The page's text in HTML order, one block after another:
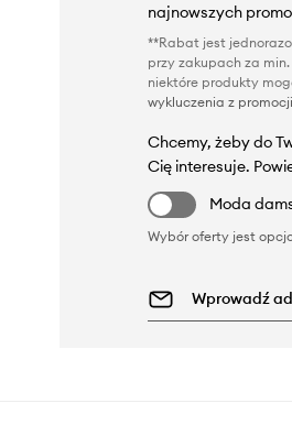
najnowszych
**Rabat jest
przy zakupach za
niektóre produkty
wykluczenia z
Chcemy, żeby do
Cię interesuje.
Moda
Wybór oferty jest